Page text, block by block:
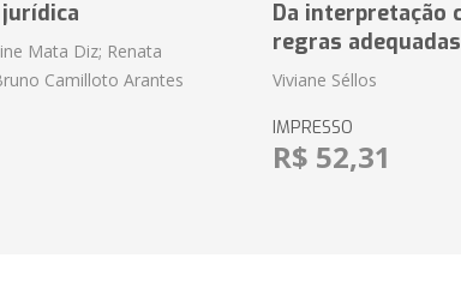
Mata Diz; Renata
Camilloto Arantes
Da interpretação
regras
Viviane Séllos
IMPRESSO
R$ 52,31